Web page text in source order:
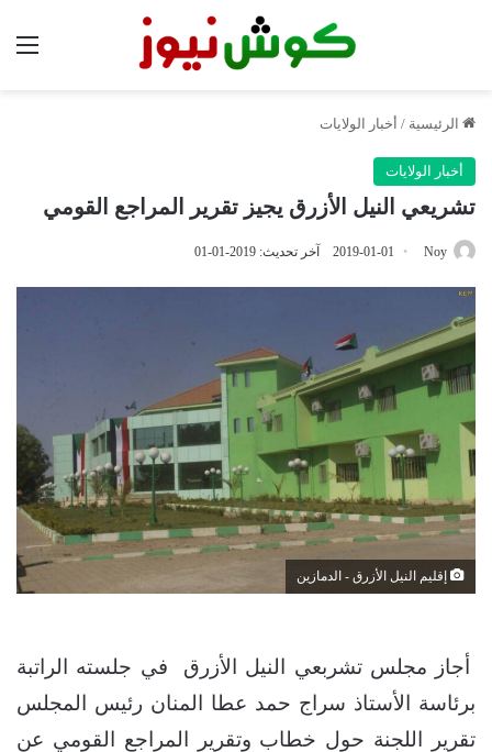
الرئيسية / أخبار الولايات
أخبار الولايات
تشريعي النيل الأزرق يجيز تقرير المراجع القومي
Noy
2019-01-01 آخر تحديث: 2019-01-01
إقليم النيل الأزرق - الدمازين
أجاز مجلس تشربعي النيل الأزرق في جلسته الراتبة
برئاسة الأستاذ سراج حمد عطا المنان رئيس المجلس
تقرير اللجنة حول خطاب وتقرير المراجع القومي عن